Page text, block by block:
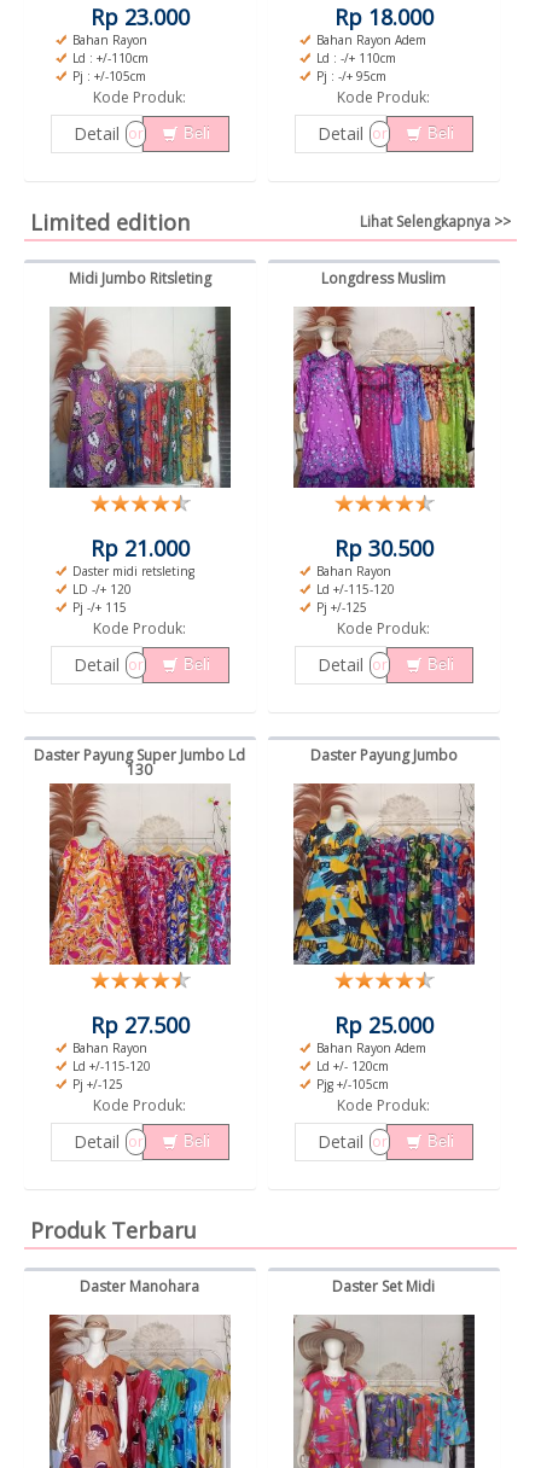
Rp 23.000
Bahan Rayon
Ld : +/-110cm
Pj : +/-105cm
Kode Produk:
Detail or Beli
Rp 18.000
Bahan Rayon Adem
Ld : -/+ 110cm
Pj : -/+ 95cm
Kode Produk:
Detail or Beli
Limited edition Lihat Selengkapnya >>
Midi Jumbo Ritsleting
Rp 21.000
Daster midi retsleting
LD -/+ 120
Pj -/+ 115
Kode Produk:
Detail or Beli
Longdress Muslim
Rp 30.500
Bahan Rayon
Ld +/-115-120
Pj +/-125
Kode Produk:
Detail or Beli
Daster Payung Super Jumbo Ld
130
Rp 27.500
Bahan Rayon
Ld +/-115-120
Pj +/-125
Kode Produk:
Detail or Beli
Daster Payung Jumbo
Rp 25.000
Bahan Rayon Adem
Ld +/- 120cm
Pjg +/-105cm
Kode Produk:
Detail or Beli
Produk Terbaru
Daster Manohara Daster Set Midi